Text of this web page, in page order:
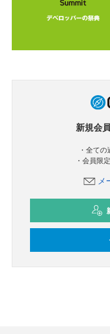
新規会
・全て
・会員限
メ